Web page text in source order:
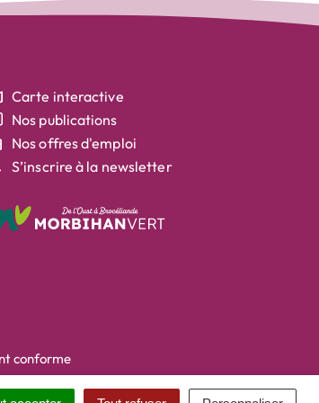
Carte interactive
Nos publications
Nos offres d'emploi
S’inscrire à la newsletter
conforme